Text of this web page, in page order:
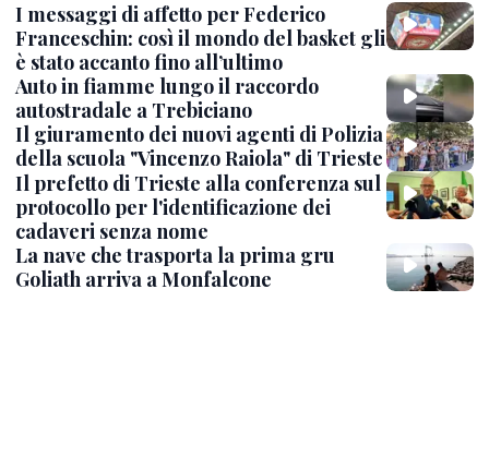
I messaggi di affetto per Federico
Franceschin: così il mondo del basket gli
è stato accanto fino all’ultimo
Auto in fiamme lungo il raccordo
autostradale a Trebiciano
Il giuramento dei nuovi agenti di Polizia
della scuola "Vincenzo Raiola" di Trieste
Il prefetto di Trieste alla conferenza sul
protocollo per l'identificazione dei
cadaveri senza nome
La nave che trasporta la prima gru
Goliath arriva a Monfalcone